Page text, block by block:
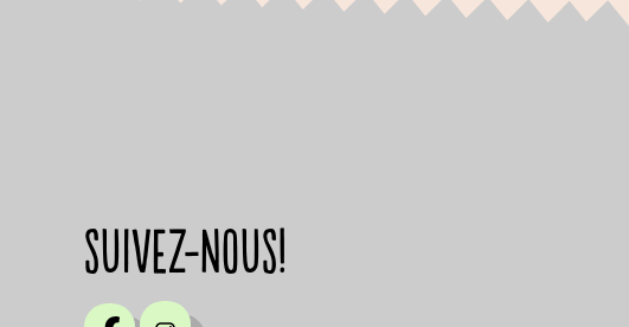
suivez-nous!